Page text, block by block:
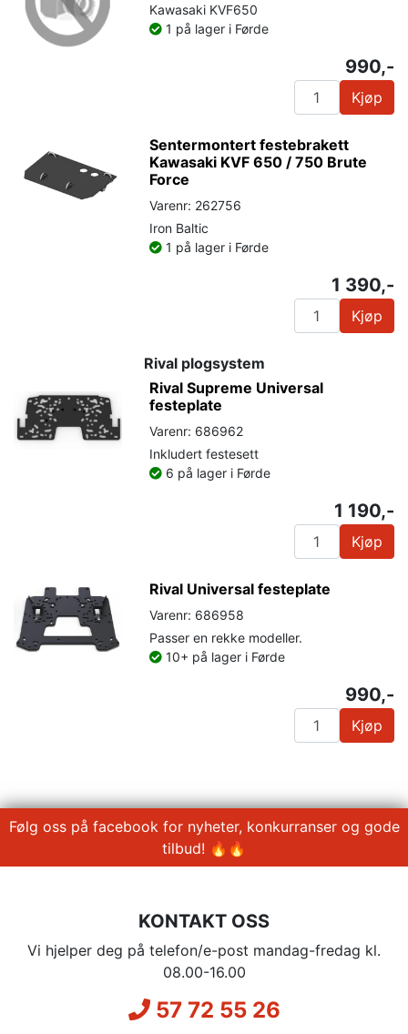
Kawasaki KVF650
1 på lager i Førde
990,-
Kjøp
Sentermontert festebrakett
Kawasaki KVF 650 / 750 Brute
Force
Varenr: 262756
Iron Baltic
1 på lager i Førde
1 390,-
Kjøp
Rival plogsystem
Rival Supreme Universal
festeplate
Varenr: 686962
Inkludert festesett
6 på lager i Førde
1 190,-
Kjøp
Rival Universal festeplate
Varenr: 686958
Passer en rekke modeller.
10+ på lager i Førde
990,-
Kjøp
Følg oss på facebook for nyheter, konkurranser og gode
tilbud! 🔥🔥
KONTAKT OSS
Vi hjelper deg på telefon/e-post mandag-fredag kl.
08.00-16.00
57 72 55 26